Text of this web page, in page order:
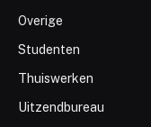
Overige
Studenten
Thuiswerken
Uitzendbureau